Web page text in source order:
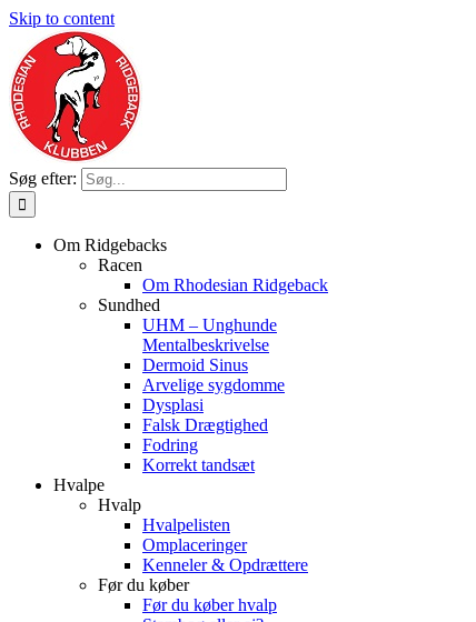
Skip to content
Søg efter:
Om Ridgebacks
Racen
Om Rhodesian Ridgeback
Sundhed
UHM – Unghunde
Mentalbeskrivelse
Dermoid Sinus
Arvelige sygdomme
Dysplasi
Falsk Drægtighed
Fodring
Korrekt tandsæt
Hvalpe
Hvalp
Hvalpelisten
Omplaceringer
Kenneler & Opdrættere
Før du køber
Før du køber hvalp